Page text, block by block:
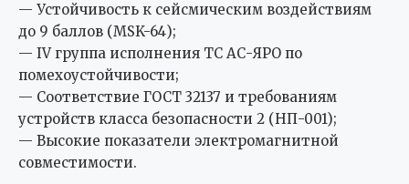
— Устойчивость к сейсмическим воздействиям
до 9 баллов (MSK-64);
— IV группа исполнения ТС АС-ЯРО по
помехоустойчивости;
— Соответствие ГОСТ 32137 и требованиям
устройств класса безопасности 2 (НП-001);
— Высокие показатели электромагнитной
совместимости.